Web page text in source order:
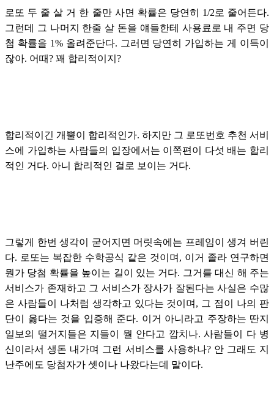
로또 두 줄 살 거 한 줄만 사면 확률은 당연히 1/2로 줄어든다.
그런데 그 나머지 한줄 살 돈을 얘들한테 사용료로 내 주면 당
첨 확률을 1% 올려준단다. 그러면 당연히 가입하는 게 이득이
잖아. 어때? 꽤 합리적이지?
합리적이긴 개뿔이 합리적인가. 하지만 그 로또번호 추천 서비
스에 가입하는 사람들의 입장에서는 이쪽편이 다섯 배는 합리
적인 거다. 아니 합리적인 걸로 보이는 거다.
그렇게 한번 생각이 굳어지면 머릿속에는 프레임이 생겨 버린
다. 로또는 복잡한 수학공식 같은 것이며, 이거 졸라 연구하면
뭔가 당첨 확률을 높이는 길이 있는 거다. 그거를 대신 해 주는
서비스가 존재하고 그 서비스가 장사가 잘된다는 사실은 수많
은 사람들이 나처럼 생각하고 있다는 것이며, 그 점이 나의 판
단이 옳다는 것을 입증해 준다. 이거 아니라고 주장하는 딴지
일보의 떨거지들은 지들이 뭘 안다고 깝치나. 사람들이 다 병
신이라서 생돈 내가며 그런 서비스를 사용하나? 안 그래도 지
난주에도 당첨자가 셋이나 나왔다는데 말이다.